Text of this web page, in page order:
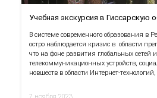
Учебная экскурсия в Гиссарскую
В системе современного образования в
остро наблюдается кризис в области
что на фоне развития глобальных сетей
телекоммуникационных устройств,
новшеств в области Интернет-